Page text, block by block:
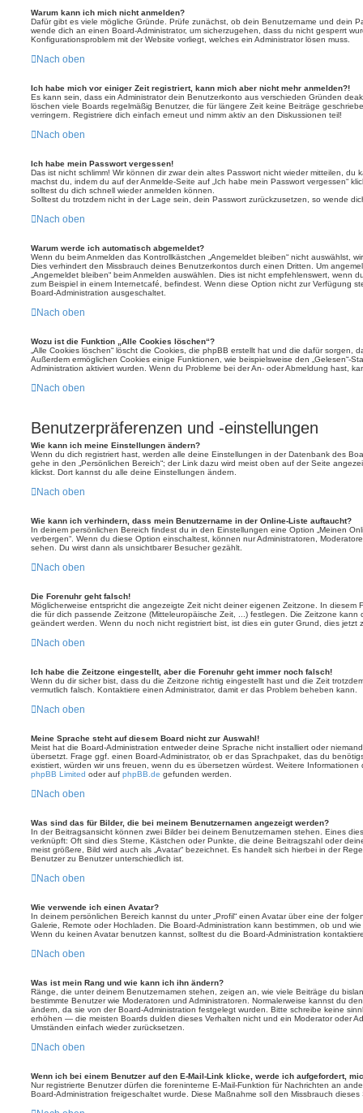
Warum kann ich mich nicht anmelden?
Dafür gibt es viele mögliche Gründe. Prüfe zunächst, ob dein Benutzername und dein
wende dich an einen Board-Administrator, um sicherzugehen, dass du nicht gesperrt
Konfigurationsproblem mit der Website vorliegt, welches ein Administrator lösen muss.
Nach oben
Ich habe mich vor einiger Zeit registriert, kann mich aber nicht mehr anmelden?!
Es kann sein, dass ein Administrator dein Benutzerkonto aus verschieden Gründen
löschen viele Boards regelmäßig Benutzer, die für längere Zeit keine Beiträge
verringern. Registriere dich einfach erneut und nimm aktiv an den Diskussionen teil!
Nach oben
Ich habe mein Passwort vergessen!
Das ist nicht schlimm! Wir können dir zwar dein altes Passwort nicht wieder mitteilen, du
machst du, indem du auf der Anmelde-Seite auf „Ich habe mein Passwort vergessen“
solltest du dich schnell wieder anmelden können.
Solltest du trotzdem nicht in der Lage sein, dein Passwort zurückzusetzen, so wende
Nach oben
Warum werde ich automatisch abgemeldet?
Wenn du beim Anmelden das Kontrollkästchen „Angemeldet bleiben“ nicht auswählst,
Dies verhindert den Missbrauch deines Benutzerkontos durch einen Dritten. Um
„Angemeldet bleiben“ beim Anmelden auswählen. Dies ist nicht empfehlenswert, wenn
zum Beispiel in einem Internetcafé, befindest. Wenn diese Option nicht zur Verfügung
Board-Administration ausgeschaltet.
Nach oben
Wozu ist die Funktion „Alle Cookies löschen“?
„Alle Cookies löschen“ löscht die Cookies, die phpBB erstellt hat und die dafür sorgen,
Außerdem ermöglichen Cookies einige Funktionen, wie beispielsweise den „Gelesen“-
Administration aktiviert wurden. Wenn du Probleme bei der An- oder Abmeldung hast,
Nach oben
Benutzerpräferenzen und -einstellungen
Wie kann ich meine Einstellungen ändern?
Wenn du dich registriert hast, werden alle deine Einstellungen in der Datenbank des
gehe in den „Persönlichen Bereich“; der Link dazu wird meist oben auf der Seite
klickst. Dort kannst du alle deine Einstellungen ändern.
Nach oben
Wie kann ich verhindern, dass mein Benutzername in der Online-Liste auftaucht?
In deinem persönlichen Bereich findest du in den Einstellungen eine Option „Meinen
verbergen“. Wenn du diese Option einschaltest, können nur Administratoren,
sehen. Du wirst dann als unsichtbarer Besucher gezählt.
Nach oben
Die Forenuhr geht falsch!
Möglicherweise entspricht die angezeigte Zeit nicht deiner eigenen Zeitzone. In diesem
die für dich passende Zeitzone (Mitteleuropäische Zeit, ...) festlegen. Die Zeitzone kann
geändert werden. Wenn du noch nicht registriert bist, ist dies ein guter Grund, dies jetzt
Nach oben
Ich habe die Zeitzone eingestellt, aber die Forenuhr geht immer noch falsch!
Wenn du dir sicher bist, dass du die Zeitzone richtig eingestellt hast und die Zeit
vermutlich falsch. Kontaktiere einen Administrator, damit er das Problem beheben kann.
Nach oben
Meine Sprache steht auf diesem Board nicht zur Auswahl!
Meist hat die Board-Administration entweder deine Sprache nicht installiert oder
übersetzt. Frage ggf. einen Board-Administrator, ob er das Sprachpaket, das du
existiert, würden wir uns freuen, wenn du es übersetzen würdest. Weitere
phpBB Limited oder auf phpBB.de gefunden werden.
Nach oben
Was sind das für Bilder, die bei meinem Benutzernamen angezeigt werden?
In der Beitragsansicht können zwei Bilder bei deinem Benutzernamen stehen. Eines
verknüpft: Oft sind dies Sterne, Kästchen oder Punkte, die deine Beitragszahl oder
meist größere, Bild wird auch als „Avatar“ bezeichnet. Es handelt sich hierbei in der
Benutzer zu Benutzer unterschiedlich ist.
Nach oben
Wie verwende ich einen Avatar?
In deinem persönlichen Bereich kannst du unter „Profil“ einen Avatar über eine der
Galerie, Remote oder Hochladen. Die Board-Administration kann bestimmen, ob und
Wenn du keinen Avatar benutzen kannst, solltest du die Board-Administration
Nach oben
Was ist mein Rang und wie kann ich ihn ändern?
Ränge, die unter deinem Benutzernamen stehen, zeigen an, wie viele Beiträge du
bestimmte Benutzer wie Moderatoren und Administratoren. Normalerweise kannst du
ändern, da sie von der Board-Administration festgelegt wurden. Bitte schreibe keine
erhöhen — die meisten Boards dulden dieses Verhalten nicht und ein Moderator oder
Umständen einfach wieder zurücksetzen.
Nach oben
Wenn ich bei einem Benutzer auf den E-Mail-Link klicke, werde ich aufgefordert,
Nur registrierte Benutzer dürfen die foreninterne E-Mail-Funktion für Nachrichten an
Board-Administration freigeschaltet wurde. Diese Maßnahme soll den Missbrauch